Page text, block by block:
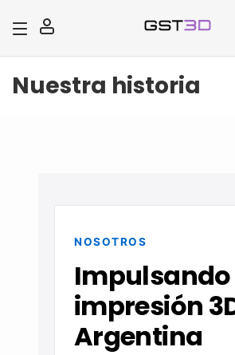
¡Agregado al carrito!
Nuestra historia
NOSOTROS
Impulsando
impresión
Argentina